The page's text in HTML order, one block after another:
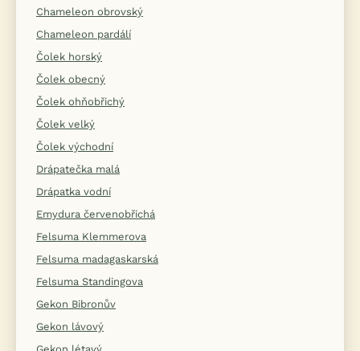
Chameleon obrovský
Chameleon pardálí
Čolek horský
Čolek obecný
Čolek ohňobřichý
Čolek velký
Čolek východní
Drápatečka malá
Drápatka vodní
Emydura červenobřichá
Felsuma Klemmerova
Felsuma madagaskarská
Felsuma Standingova
Gekon Bibronův
Gekon lávový